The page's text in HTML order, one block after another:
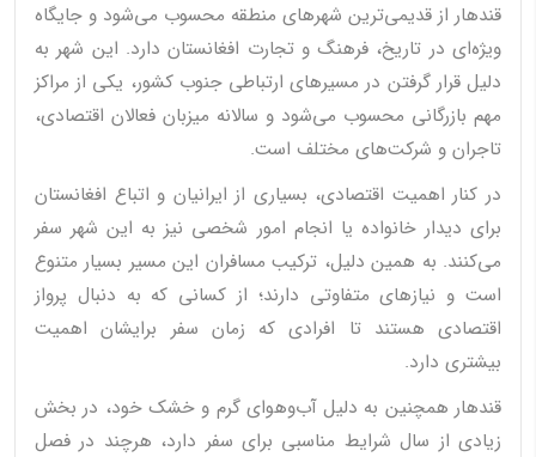
قندهار از قدیمی‌ترین شهرهای منطقه محسوب می‌شود و جایگاه
ویژه‌ای در تاریخ، فرهنگ و تجارت افغانستان دارد. این شهر به
دلیل قرار گرفتن در مسیرهای ارتباطی جنوب کشور، یکی از مراکز
مهم بازرگانی محسوب می‌شود و سالانه میزبان فعالان اقتصادی،
تاجران و شرکت‌های مختلف است.
در کنار اهمیت اقتصادی، بسیاری از ایرانیان و اتباع افغانستان
برای دیدار خانواده یا انجام امور شخصی نیز به این شهر سفر
می‌کنند. به همین دلیل، ترکیب مسافران این مسیر بسیار متنوع
است و نیازهای متفاوتی دارند؛ از کسانی که به دنبال پرواز
اقتصادی هستند تا افرادی که زمان سفر برایشان اهمیت
بیشتری دارد.
قندهار همچنین به دلیل آب‌وهوای گرم و خشک خود، در بخش
زیادی از سال شرایط مناسبی برای سفر دارد، هرچند در فصل